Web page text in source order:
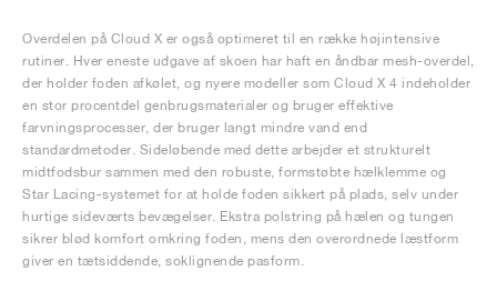
Overdelen på Cloud X er også optimeret til en række højintensive
rutiner. Hver eneste udgave af skoen har haft en åndbar mesh-overdel,
der holder foden afkølet, og nyere modeller som Cloud X 4 indeholder
en stor procentdel genbrugsmaterialer og bruger effektive
farvningsprocesser, der bruger langt mindre vand end
standardmetoder. Sideløbende med dette arbejder et strukturelt
midtfodsbur sammen med den robuste, formstøbte hælklemme og
Star Lacing-systemet for at holde foden sikkert på plads, selv under
hurtige sideværts bevægelser. Ekstra polstring på hælen og tungen
sikrer blød komfort omkring foden, mens den overordnede læstform
giver en tætsiddende, soklignende pasform.